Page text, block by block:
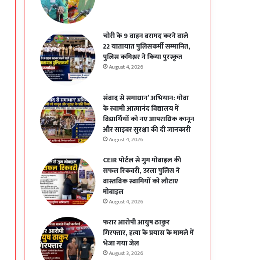
चोरी के 9 वाहन बरामद करने वाले
22 यातायात पुलिसकर्मी सम्मानित,
पुलिस कमिश्नर ने किया पुरस्कृत
August 4, 2026
संवाद से समाधान’ अभियान: मोवा
के स्वामी आत्मानंद विद्यालय में
विद्यार्थियों को नए आपराधिक कानून
और साइबर सुरक्षा की दी जानकारी
August 4, 2026
CEIR पोर्टल से गुम मोबाइल की
सफल रिकवरी, उरला पुलिस ने
वास्तविक स्वामियों को लौटाए
मोबाइल
August 4, 2026
फरार आरोपी आयुष ठाकुर
गिरफ्तार, हत्या के प्रयास के मामले में
भेजा गया जेल
August 3, 2026